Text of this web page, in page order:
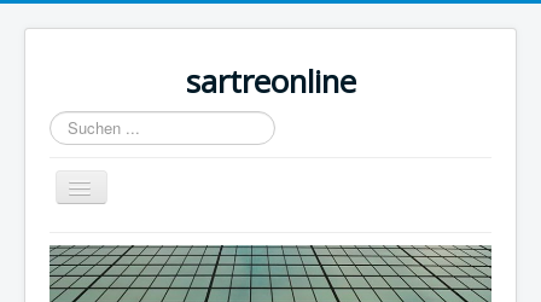
sartreonline
Suchen
...
Navigation
an/aus
Home
Texte